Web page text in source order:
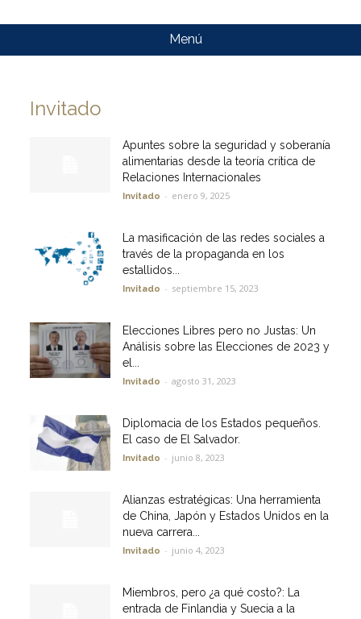
CEINASEG
Menú
Invitado
Apuntes sobre la seguridad y soberanía
alimentarias desde la teoría crítica de
Relaciones Internacionales
Invitado - enero 9, 2025
La masificación de las redes sociales a
través de la propaganda en los
estallidos...
Invitado - septiembre 15, 2023
Elecciones Libres pero no Justas: Un
Análisis sobre las Elecciones de 2023 y
el...
Invitado - agosto 31, 2023
Diplomacia de los Estados pequeños.
El caso de El Salvador.
Invitado - junio 8, 2023
Alianzas estratégicas: Una herramienta
de China, Japón y Estados Unidos en la
nueva carrera...
Invitado - junio 4, 2023
Miembros, pero ¿a qué costo?: La
entrada de Finlandia y Suecia a la